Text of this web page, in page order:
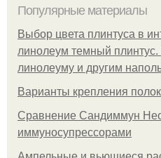
Популярные материалы
Выбор цвета плинтуса в
линолеум темный плинтус.
линолеуму и другим
Варианты крепления
Сравнение Сандиммун
иммуносупрессорами